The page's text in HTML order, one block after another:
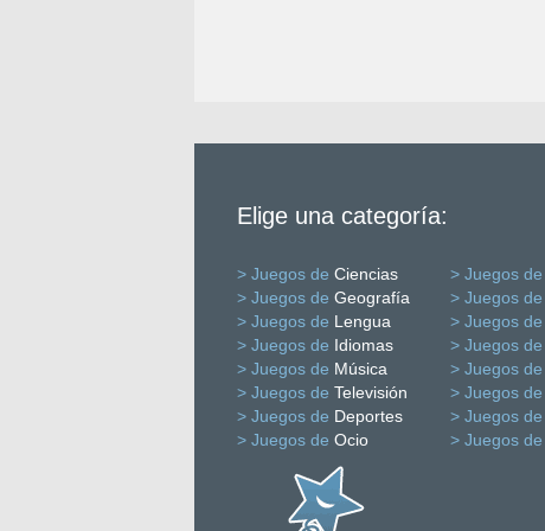
Elige una categoría:
> Juegos de Ciencias > Juegos de
> Juegos de Geografía > Juegos de
> Juegos de Lengua > Juegos de
> Juegos de Idiomas > Juegos de
> Juegos de Música > Juegos de
> Juegos de Televisión > Juegos de
> Juegos de Deportes > Juegos de
> Juegos de Ocio > Juegos de